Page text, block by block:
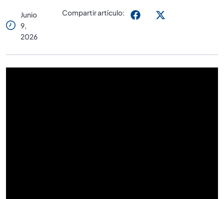
Junio
9,
2026
Compartir artículo: